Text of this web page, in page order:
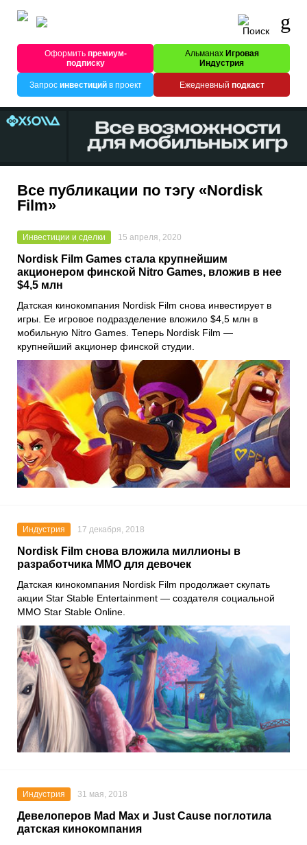
Оформитьпремиум-
подписку
Альманах Игровая
Индустрия
Запрос инвестицийв проект Ежедневный подкаст
Все публикации по тэгу «Nordisk
Film»
Инвестиции и сделки 15 апреля, 2020
Nordisk Film Games стала крупнейшим
акционером финской Nitro Games, вложив в нее
$4,5 млн
Датская кинокомпания Nordisk Film снова инвестирует в
игры. Ее игровое подразделение вложило $4,5 млн в
мобильную Nitro Games . Теперь Nordisk Film —
крупнейший акционер финской студии.
Индустрия 17 декабря, 2018
Nordisk Film снова вложила миллионы в
разработчика ММО для девочек
Датская кинокомпания Nordisk Film продолжает скупать
акции Star Stable Entertainment — создателя социальной
MMO Star Stable Online.
Индустрия 31 мая, 2018
Девелоперов Mad Max и Just Cause поглотила
датская кинокомпания